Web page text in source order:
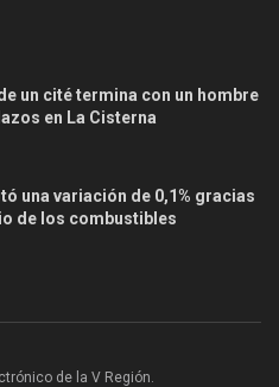
un cité termina con un hombre
en La Cisterna
una variación de 0,1% gracias
de los combustibles
de la V Región.